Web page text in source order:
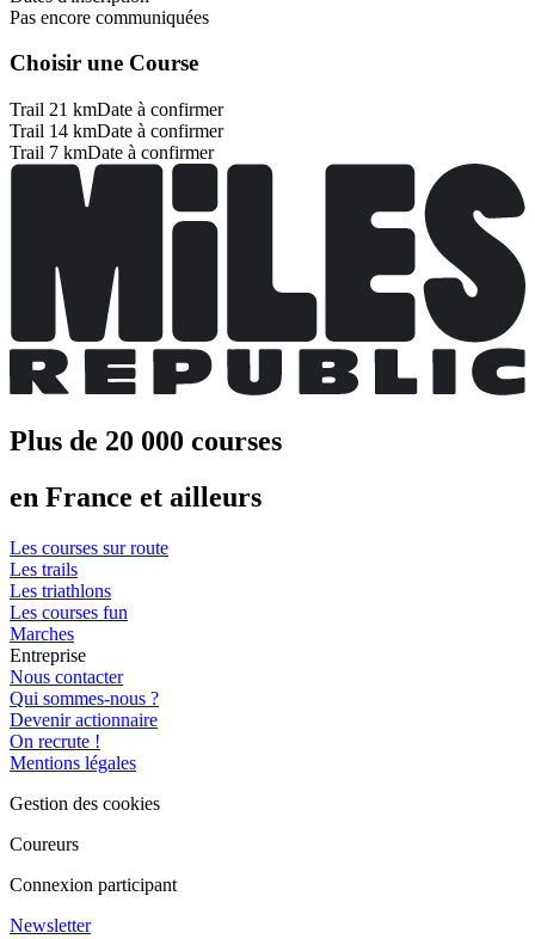
Pas encore communiquées
Choisir une Course
Trail 21 kmDate à confirmer
Trail 14 kmDate à confirmer
Trail 7 kmDate à confirmer
Plus de 20 000 courses
en France et ailleurs
Les courses sur route
Les trails
Les triathlons
Les courses fun
Marches
Entreprise
Nous contacter
Qui sommes-nous ?
Devenir actionnaire
On recrute !
Mentions légales
Gestion des cookies
Coureurs
Connexion participant
Newsletter